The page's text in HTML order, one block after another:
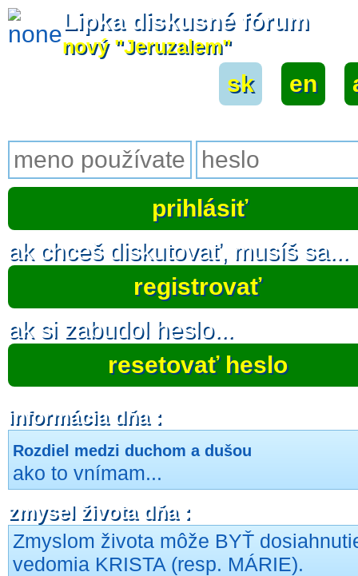
Lipka diskusné fórum
nový "Jeruzalem"
sk en
ak chceš diskutovať, musíš sa...
registrovať
ak si zabudol heslo...
resetovať heslo
informácia dňa :
Rozdiel medzi duchom a dušou
ako to vnímam...
zmysel života dňa :
Zmyslom života môže BYŤ
vedomia KRISTA (resp. MÁRIE).